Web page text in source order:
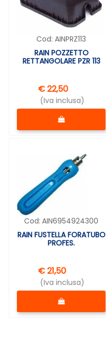
Cod: AINPRZ113
RAIN POZZETTO
RETTANGOLARE PZR 113
€ 22,50
(Iva inclusa)
Quantità
Cod: AIN6954924300
RAIN FUSTELLA FORATUBO
PROFES.
€ 21,50
(Iva inclusa)
Quantità